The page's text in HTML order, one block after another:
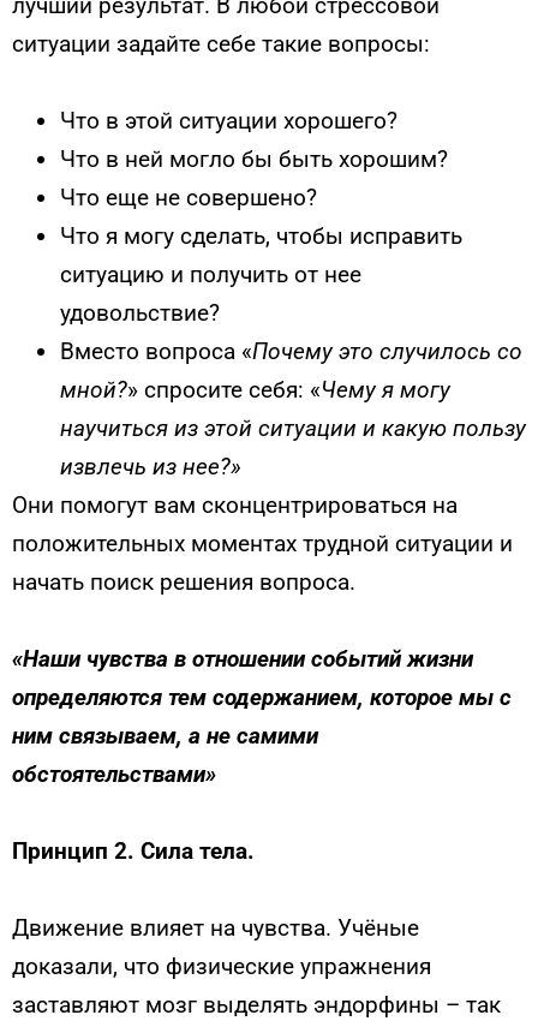
ситуации задайте себе такие вопросы:
Что в этой ситуации хорошего?
Что в ней могло бы быть хорошим?
Что еще не совершено?
Что я могу сделать, чтобы исправить
ситуацию и получить от нее
удовольствие?
Вместо вопроса «Почему это случилось со
мной?» спросите себя: «Чему я могу
научиться из этой ситуации и какую пользу
извлечь из нее?»
Они помогут вам сконцентрироваться на
положительных моментах трудной ситуации и
начать поиск решения вопроса.
«Наши чувства в отношении событий жизни
определяются тем содержанием, которое мы с
ним связываем, а не самими
обстоятельствами»
Принцип 2. Сила тела.
Движение влияет на чувства. Учёные
доказали, что физические упражнения
заставляют мозг выделять эндорфины – так